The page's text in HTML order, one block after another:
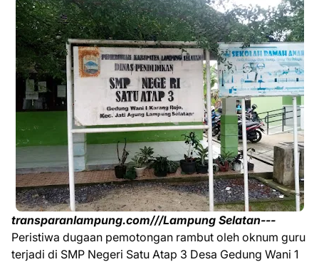
transparanlampung.com///Lampung Selatan---
Peristiwa dugaan pemotongan rambut oleh oknum guru
terjadi di SMP Negeri Satu Atap 3 Desa Gedung Wani 1